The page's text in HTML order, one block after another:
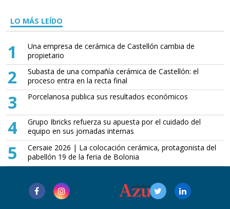
LO MÁS LEÍDO
1
Una empresa de cerámica de Castellón cambia de
propietario
2
Subasta de una compañía cerámica de Castellón: el
proceso entra en la recta final
3 Porcelanosa publica sus resultados económicos
4
Grupo Ibricks refuerza su apuesta por el cuidado del
equipo en sus jornadas internas
5
Cersaie 2026 | La colocación cerámica, protagonista del
pabellón 19 de la feria de Bolonia